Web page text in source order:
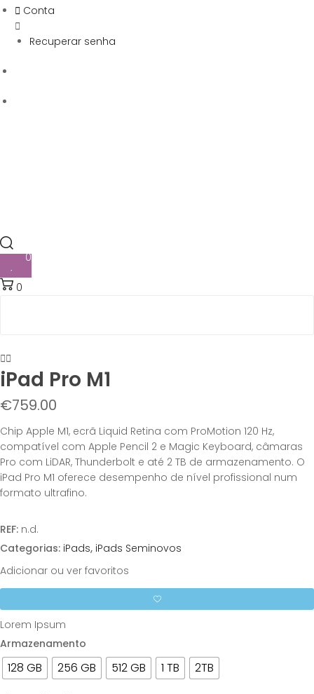
Conta
Recuperar senha
0
0
iPad Pro M1
€759.00
Chip Apple M1, ecrã Liquid Retina com ProMotion 120 Hz,
compatível com Apple Pencil 2 e Magic Keyboard, câmaras
Pro com LiDAR, Thunderbolt e até 2 TB de armazenamento. O
iPad Pro M1 oferece desempenho de nível profissional num
formato ultrafino.
REF: n.d.
Categorias: iPads, iPads Seminovos
Adicionar ou ver favoritos
Lorem Ipsum
Armazenamento
128 GB 256 GB 512 GB 1 TB 2TB